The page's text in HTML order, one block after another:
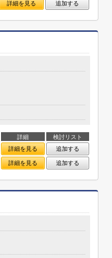
詳細を見る 追加する
詳細
検討リスト
詳細を見る
追加する
詳細を見る 追加する